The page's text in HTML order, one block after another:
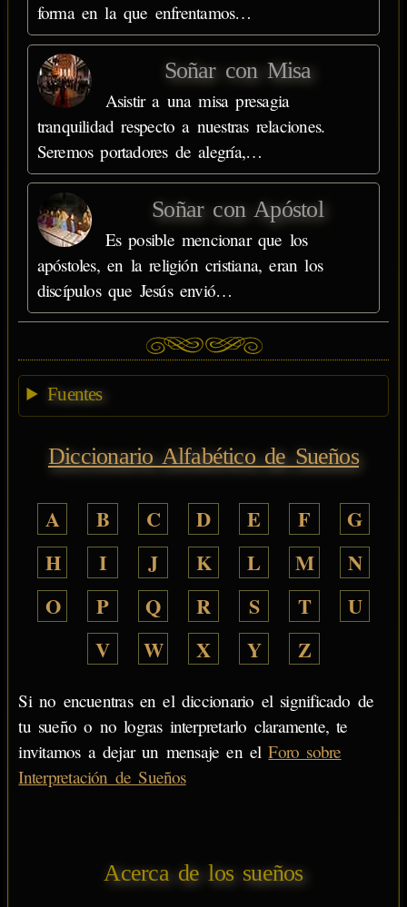
forma en la que enfrentamos…
Soñar con Misa
Asistir a una misa presagia
tranquilidad respecto a nuestras relaciones.
Seremos portadores de alegría,…
Soñar con Apóstol
Es posible mencionar que los
apóstoles, en la religión cristiana, eran los
discípulos que Jesús envió…
Fuentes
Diccionario Alfabético de Sueños
A B C D E F
G
H
I J K L M
N
O
P Q R S T
U
V
W X Y Z
Si no encuentras en el diccionario el significado de
tu sueño o no logras interpretarlo claramente, te
invitamos a dejar un mensaje en elForo sobre
Interpretación de Sueños
Acerca de los sueños